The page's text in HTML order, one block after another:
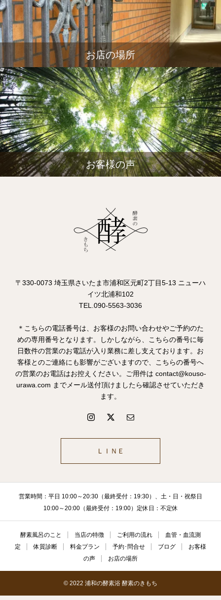
お店の場所
お客様の声
〒330-0073 埼玉県さいたま市浦和区元町2丁目5-13 ニューハ
イツ北浦和102
TEL.090-5563-3036
＊こちらの電話番号は、お客様のお問い合わせやご予約のた
めの専用番号となります。しかしながら、こちらの番号に毎
日数件の営業のお電話が入り業務に差し支えております。お
客様とのご連絡にも影響がございますので、こちらの番号へ
の営業のお電話はお控えください。ご用件は contact@kouso-
urawa.com までメール送付頂けましたら確認させていただき
ます。
ＬＩＮＥ
営業時間：平日 10:00～20:30（最終受付：19:30）、土・日・祝祭日
10:00～20:00（最終受付：19:00）定休日：不定休
酵素風呂のこと 当店の特徴 ご利用の流れ
血管・血流測
定
体質診断 料金プラン 予約･問合せ ブログ
お客様
の声
お店の場所
© 2022 浦和の酵素浴 酵素のきもち